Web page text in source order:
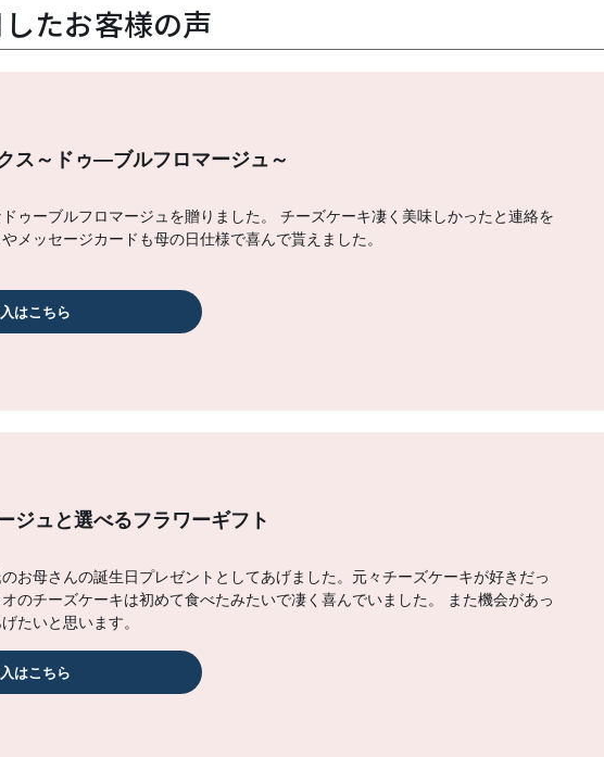
たお客様の声
ス～ドゥ―ブルフロマージュ～
ゥーブルフロマージュを贈りました。 チーズケーキ凄く美味しかったと連絡を
メッセージカードも母の日仕様で喜んで貰えました。
はこちら
ジュと選べるフラワーギフト
お母さんの誕生日プレゼントとしてあげました。元々チーズケーキが好きだっ
のチーズケーキは初めて食べたみたいで凄く喜んでいました。 また機会があっ
たいと思います。
はこちら